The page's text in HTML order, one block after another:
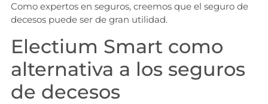
Como expertos en seguros, creemos que el seguro de
decesos puede ser de gran utilidad.
Electium Smart como
alternativa a los seguros
de decesos